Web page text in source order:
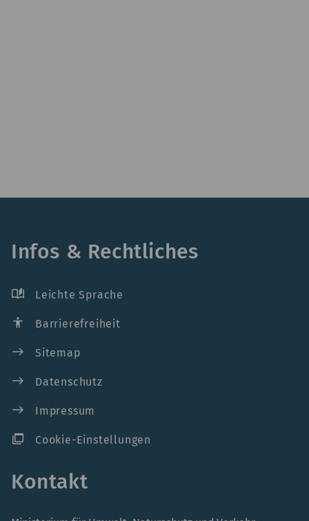
Infos & Rechtliches
auto_stories Leichte Sprache
accessibility Barrierefreiheit
east Sitemap
east Datenschutz
east Impressum
ad_group Cookie-Einstellungen
Kontakt